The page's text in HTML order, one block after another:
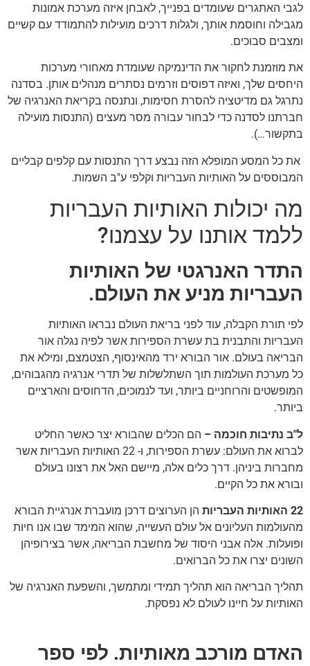
לגבי האתגרים שעומדים בפנייך, לאבחן איזה מערכת אמונות
מגבילה וחוסמת אותך, ולגלות דרכים מועילות להתמודד עם קשיים
ומצבים סבוכים.
את מוזמנת לחקור את הדינמיקה שעומדת מאחורי מערכות
היחסים שלך, ואיזה דפוסים וזרמים נסתרים מנהלים אותן. בסדנה
נתרגל גם מדיטציה להסרת חסימות, ונתנסה בקריאת האנרגיה של
חברתנו לסדנה כדי לבחור עבורה מסר מעצים (התנסות מועילה
בתקשור…).
את כל המסע המופלא הזה נבצע דרך התנסות עם קלפים קבליים
המבוססים על האותיות העבריות וקלפי ע"ב השמות.
מה יכולות האותיות העבריות
ללמד אותנו על עצמנו?
התדר האנרגטי של האותיות
העבריות מניע את העולם.
לפי תורת הקבלה, עוד לפני בריאת העולם נבראו האותיות
העבריות והתבנית בת עשרת הספירות אשר לפיה נגלה אור
הבריאה בעולם. אור הבורא ירד מהאינסוף, הצטמצם, ומילא את
כל מערכת העולמות תוך השתלשלות של תדרי אנרגיה מהגבוהים,
המופשטים והרוחניים ביותר, ועד לנמוכים, הדחוסים והארציים
ביותר.
ל"ב נתיבות חוכמה – הם הכלים שהבורא יצר כאשר החליט
לברוא את העולם: עשרת הספירות, ו- 22 האותיות העבריות אשר
מחברות ביניהן. דרך כלים אלה, מיישם האל את רצונו בעולם
ובורא את כל הקיים.
22 האותיות העבריות
הן הערוצים דרכן מועברת אנרגיית הבורא
מהעולמות העליונים אל עולם העשייה, שהוא המימד שבו אנו חיות
ופועלות. אלה אבני היסוד של מחשבת הבריאה, אשר בצירופיהן
השונים יצרו את כל הברואים.
תהליך הבריאה הוא תהליך תמידי ומתמשך, והשפעת האנרגיה של
האותיות על חיינו לעולם לא נפסקת.
האדם מורכב מאותיות. לפי ספר